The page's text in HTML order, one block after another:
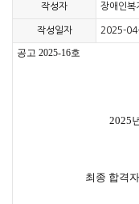
작성자 장애인복
작성일자 2025-
공고 2025-16호
2025
최종 합격